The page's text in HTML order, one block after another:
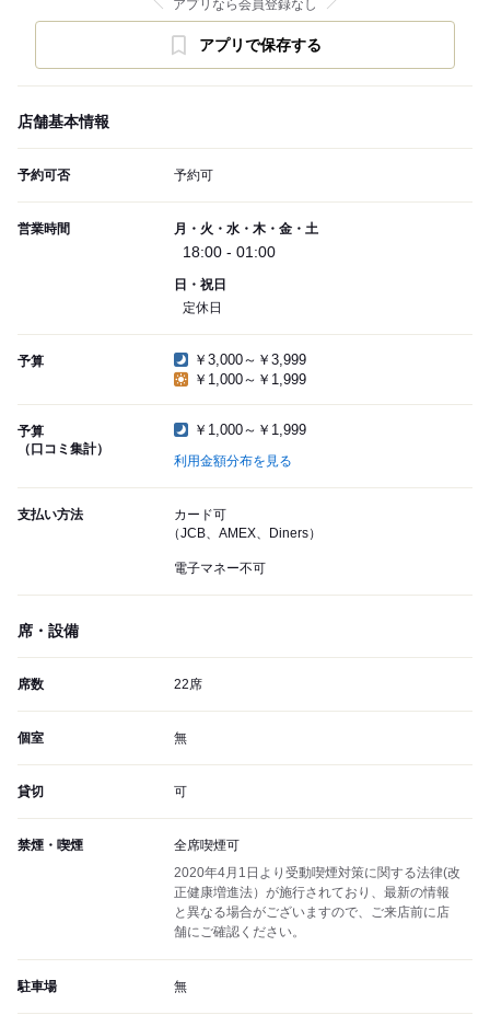
アプリなら会員登録なし
アプリで保存する
店舗基本情報
予約可否 予約可
営業時間 月・火・水・木・金・土
18:00 - 01:00
日・祝日
定休日
予算
￥3,000～￥3,999
￥1,000～￥1,999
予算
（口コミ集計）
￥1,000～￥1,999
利用金額分布を見る
支払い方法
カード可
（JCB、AMEX、Diners）
電子マネー不可
席・設備
席数 22席
個室 無
貸切 可
禁煙・喫煙
全席喫煙可
2020年4月1日より受動喫煙対策に関する法律(改
正健康増進法）が施行されており、最新の情報
と異なる場合がございますので、ご来店前に店
舗にご確認ください。
駐車場 無